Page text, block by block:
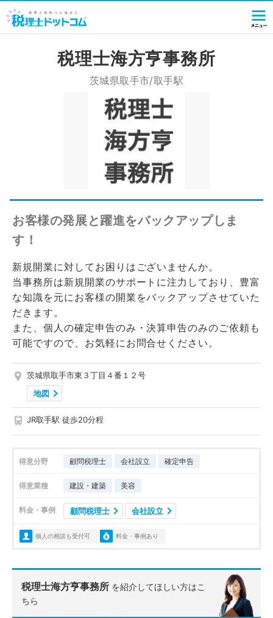
税理士海方亨事務所
茨城県取手市/取手駅
お客様の発展と躍進をバックアップしま
す！
新規開業に対してお困りはございませんか。
当事務所は新規開業のサポートに注力しており、豊富
な知識を元にお客様の開業をバックアップさせていた
だきます。
また、個人の確定申告のみ・決算申告のみのご依頼も
可能ですので、お気軽にお問合せください。
茨城県取手市東３丁目４番１２号
地図
JR取手駅 徒歩20分程
得意分野 顧問税理士 会社設立 確定申告
得意業種 建設・建築 美容
料金・事例 顧問税理士 会社設立
個人の相談も受付可 料金・事例あり
税理士海方亨事務所 を紹介してほしい方はこ
ちら